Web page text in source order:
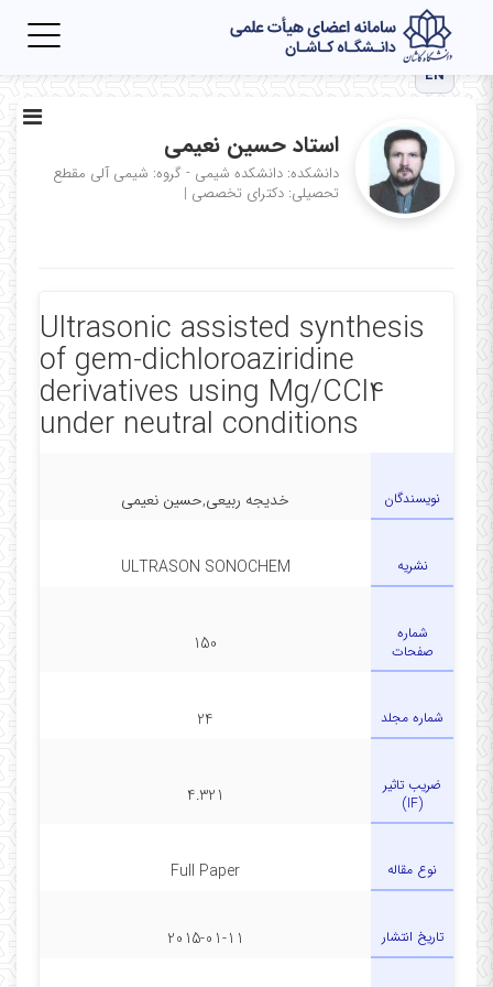
EN
استاد حسین نعیمی
دانشکده: دانشکده شیمی - گروه: شیمی آلی مقطع
تحصیلی: دکترای تخصصی |
Ultrasonic assisted synthesis
of gem-dichloroaziridine
derivatives using Mg/CCl4
under neutral conditions
نویسندگان خدیجه ربیعی,حسین نعیمی
نشریه ULTRASON SONOCHEM
شماره
صفحات
150
شماره مجلد 24
ضریب تاثیر
(IF)
4.321
نوع مقاله Full Paper
تاریخ انتشار 2015-01-11